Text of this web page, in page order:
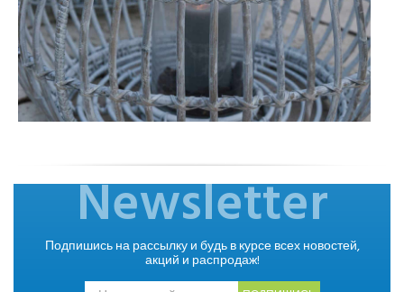
Newsletter
Подпишись на рассылку и будь в курсе всех новостей,
акций и распродаж!